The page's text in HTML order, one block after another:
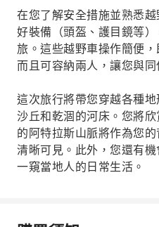
在您了解安全措施並熟悉
好裝備（頭盔、護目鏡等
旅。這些越野車操作簡便
而且可容納兩人，讓您與
這次旅行將帶您穿越各種
沙丘和乾涸的河床。您將
的阿特拉斯山脈將作為您
清晰可見。此外，您還有
一窺當地人的日常生活。